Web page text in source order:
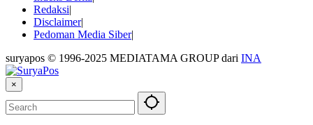
Redaksi
Disclaimer
Pedoman Media Siber
suryapos © 1996-2025 MEDIATAMA GROUP dari INA
×